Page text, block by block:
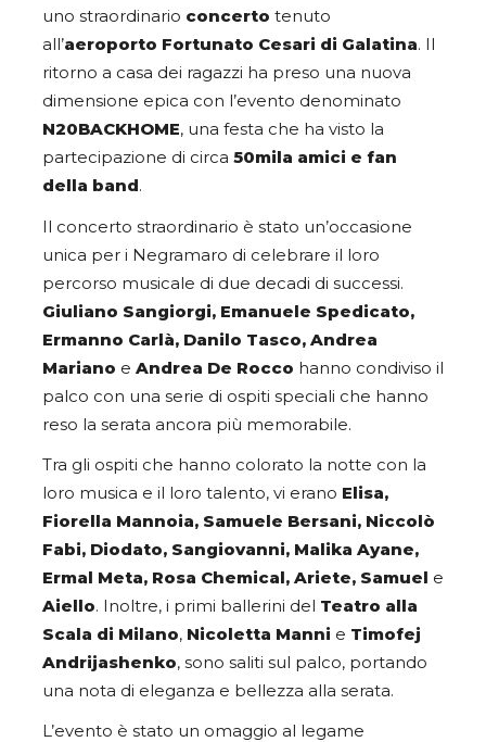
uno straordinario concerto tenuto
all’aeroporto Fortunato Cesari di Galatina. Il
ritorno a casa dei ragazzi ha preso una nuova
dimensione epica con l’evento denominato
N20BACKHOME, una festa che ha visto la
partecipazione di circa 50mila amici e fan
della band .
Il concerto straordinario è stato un’occasione
unica per i Negramaro di celebrare il loro
percorso musicale di due decadi di successi.
Giuliano Sangiorgi, Emanuele Spedicato,
Ermanno Carlà, Danilo Tasco, Andrea
Mariano e Andrea De Rocco hanno condiviso il
palco con una serie di ospiti speciali che hanno
reso la serata ancora più memorabile.
Tra gli ospiti che hanno colorato la notte con la
loro musica e il loro talento, vi erano Elisa,
Fiorella Mannoia, Samuele Bersani, Niccolò
Fabi, Diodato, Sangiovanni, Malika Ayane,
Ermal Meta, Rosa Chemical, Ariete, Samuel e
Aiello. Inoltre, i primi ballerini del Teatro alla
Scala di Milano, Nicoletta Manni e Timofej
Andrijashenko, sono saliti sul palco, portando
una nota di eleganza e bellezza alla serata.
L’evento è stato un omaggio al legame